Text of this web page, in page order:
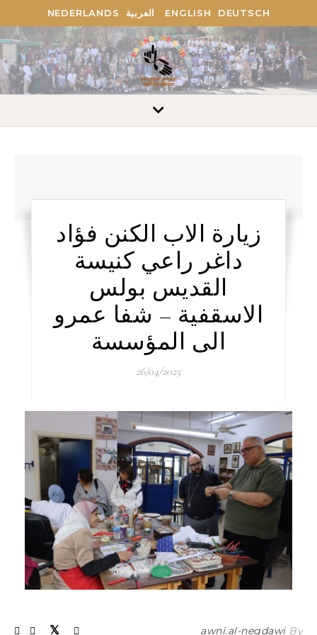
DEUTSCH
ENGLISH العربية NEDERLANDS
زيارة الاب الكنن فؤاد
داغر راعي كنيسة
القديس بولس
الاسقفية – شفا عمرو
الى المؤسسة
26/04/2025
By
awni.al-negdawi